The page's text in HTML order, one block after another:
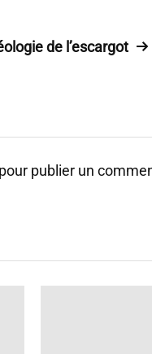
de l’escargot
pour publier un